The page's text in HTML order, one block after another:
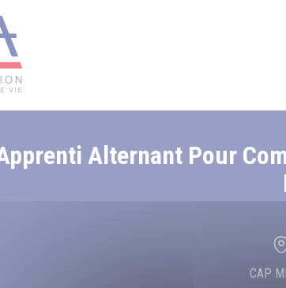
Alternant Pour
CAP